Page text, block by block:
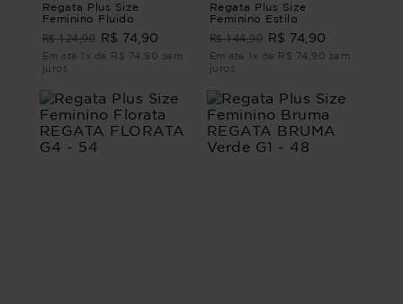
Regata Plus Size
Feminino Fluido
R$ 124,90 R$ 74,90
Em até 1x de R$ 74,90 sem
juros
Regata Plus Size
Feminino Estilo
R$ 144,90 R$ 74,90
Em até 1x de R$ 74,90 sem
juros